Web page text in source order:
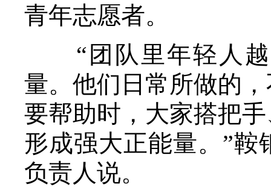
青年志愿者。
“团队里年轻人越
量。他们日常所做的
要帮助时，大家搭把
形成强大正能量。”
负责人说。